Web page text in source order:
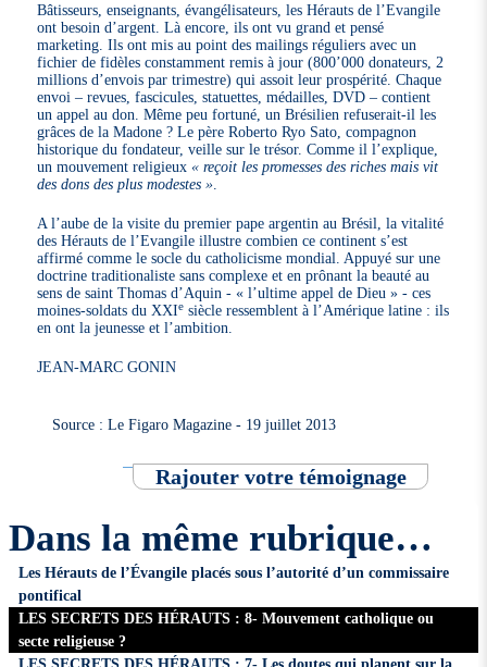
Bâtisseurs, enseignants, évangélisateurs, les Hérauts de l’Evangile
ont besoin d’argent. Là encore, ils ont vu grand et pensé
marketing. Ils ont mis au point des mailings réguliers avec un
fichier de fidèles constamment remis à jour (800’000 donateurs, 2
millions d’envois par trimestre) qui assoit leur prospérité. Chaque
envoi – revues, fascicules, statuettes, médailles, DVD – contient
un appel au don. Même peu fortuné, un Brésilien refuserait-il les
grâces de la Madone ? Le père Roberto Ryo Sato, compagnon
historique du fondateur, veille sur le trésor. Comme il l’explique,
un mouvement religieux« reçoit les promesses des riches mais vit
des dons des plus modestes ».
A l’aube de la visite du premier pape argentin au Brésil, la vitalité
des Hérauts de l’Evangile illustre combien ce continent s’est
affirmé comme le socle du catholicisme mondial. Appuyé sur une
doctrine traditionaliste sans complexe et en prônant la beauté au
sens de saint Thomas d’Aquin - « l’ultime appel de Dieu » - ces
moines-soldats du XXIe siècle ressemblent à l’Amérique latine : ils
en ont la jeunesse et l’ambition.
JEAN-MARC GONIN
Source : Le Figaro Magazine - 19 juillet 2013
Rajouter votre témoignage
Dans la même rubrique…
Les Hérauts de l’Évangile placés sous l’autorité d’un commissaire
pontifical
LES SECRETS DES HÉRAUTS : 8- Mouvement catholique ou
secte religieuse ?
LES SECRETS DES HÉRAUTS : 7- Les doutes qui planent sur la